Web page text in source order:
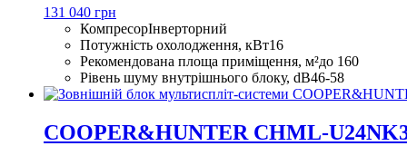
131 040 грн
КомпресорІнверторний
Потужність охолодження, кВт16
Рекомендована площа приміщення, м²до 160
Рівень шуму внутрішнього блоку, dB46-58
COOPER&HUNTER CHML-